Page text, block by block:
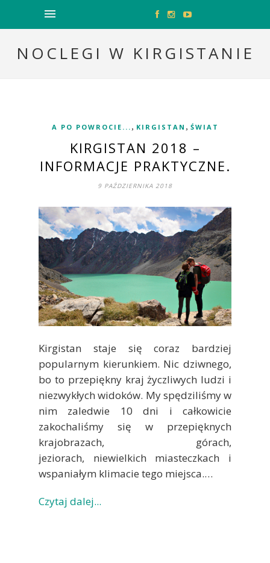
NOCLEGI W KIRGISTANIE
A PO POWROCIE... , KIRGISTAN , ŚWIAT
KIRGISTAN 2018 –
INFORMACJE PRAKTYCZNE.
9 PAŹDZIERNIKA 2018
Kirgistan staje się coraz bardziej
popularnym kierunkiem. Nic dziwnego,
bo to przepiękny kraj życzliwych ludzi i
niezwykłych widoków. My spędziliśmy w
nim zaledwie 10 dni i całkowicie
zakochaliśmy się w przepięknych
krajobrazach, górach,
jeziorach, niewielkich miasteczkach i
wspaniałym klimacie tego miejsca.…
Czytaj dalej...